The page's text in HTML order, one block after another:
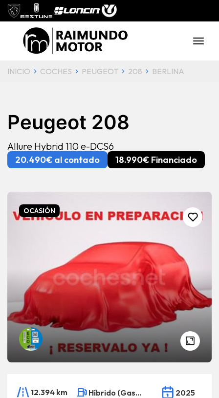
INICIO COCHES PEUGEOT 208 BERLINA
Peugeot 208
Allure Hybrid 110 e-DCS6
20.490€ al contado 18.990€ Financiado
OCASIÓN
12.394 km Híbrido (Gasolina) 2025